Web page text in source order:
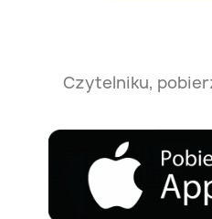
Czytelniku,